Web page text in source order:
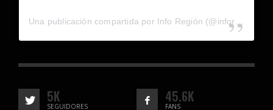
5K
SEGUIDORES
45.6K
FANS